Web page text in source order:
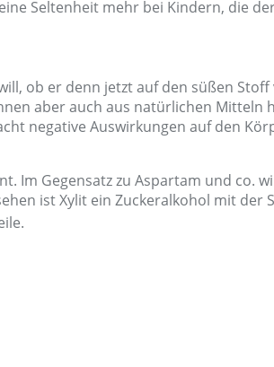
Seltenheit mehr bei Kindern, die
ob er denn jetzt auf den süßen
aber auch aus natürlichen Mitteln
negative Auswirkungen auf den
Im Gegensatz zu Aspartam und co.
ist Xylit ein Zuckeralkohol mit der